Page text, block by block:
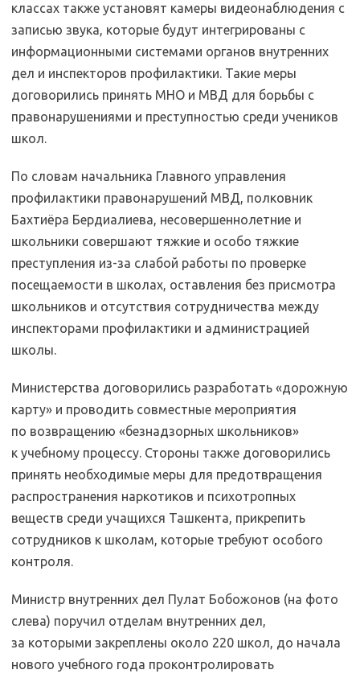
классах также установят камеры видеонаблюдения с
записью звука, которые будут интегрированы с
информационными системами органов внутренних
дел и инспекторов профилактики. Такие меры
договорились принять МНО и МВД для борьбы с
правонарушениями и преступностью среди учеников
школ.
По словам начальника Главного управления
профилактики правонарушений МВД, полковник
Бахтиёра Бердиалиева, несовершеннолетние и
школьники совершают тяжкие и особо тяжкие
преступления из-за слабой работы по проверке
посещаемости в школах, оставления без присмотра
школьников и отсутствия сотрудничества между
инспекторами профилактики и администрацией
школы.
Министерства договорились разработать «дорожную
карту» и проводить совместные мероприятия
по возвращению «безнадзорных школьников»
к учебному процессу. Стороны также договорились
принять необходимые меры для предотвращения
распространения наркотиков и психотропных
веществ среди учащихся Ташкента, прикрепить
сотрудников к школам, которые требуют особого
контроля.
Министр внутренних дел Пулат Бобожонов (на фото
слева) поручил отделам внутренних дел,
за которыми закреплены около 220 школ, до начала
нового учебного года проконтролировать